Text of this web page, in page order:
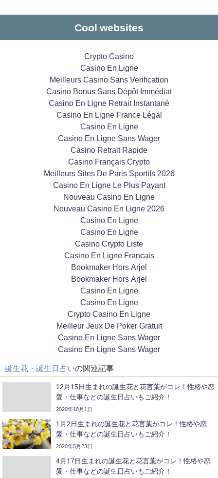
Cool websites
Crypto Casino
Casino En Ligne
Meilleurs Casino Sans Verification
Casino Bonus Sans Dépôt Immédiat
Casino En Ligne Retrait Instantané
Casino En Ligne France Légal
Casino En Ligne
Casino En Ligne Sans Wager
Casino Retrait Rapide
Casino Français Crypto
Meilleurs Sites De Paris Sportifs 2026
Casino En Ligne Le Plus Payant
Nouveau Casino En Ligne
Nouveau Casino En Ligne 2026
Casino En Ligne
Casino En Ligne
Casino Crypto Liste
Casino En Ligne Francais
Bookmaker Hors Arjel
Bookmaker Hors Arjel
Casino En Ligne
Casino En Ligne
Crypto Casino En Ligne
Meilleur Jeux De Poker Gratuit
Casino En Ligne Sans Wager
Casino En Ligne Sans Wager
誕生花・誕生日占いの関連記事
12月15日生まれの誕生花と花言葉がコレ！性格や恋
愛・仕事などの誕生日占いもご紹介！
2020年10月1日
1月2日生まれの誕生花と花言葉がコレ！性格や恋
愛・仕事などの誕生日占いもご紹介！
2020年5月23日
4月17日生まれの誕生花と花言葉がコレ！性格や恋
愛・仕事などの誕生日占いもご紹介！